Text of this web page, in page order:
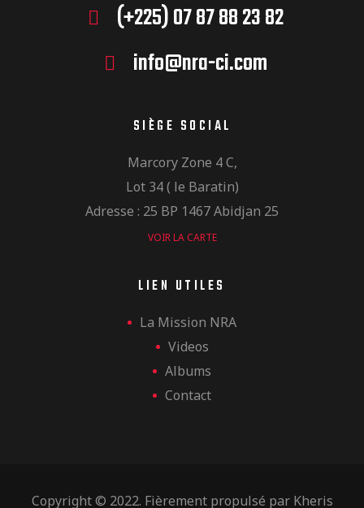
(+225) 07 87 88 23 82
info@nra-ci.com
SIÈGE SOCIAL
Marcory Zone 4 C,
Lot 34 ( le Baratin)
Adresse : 25 BP 1467 Abidjan 25
VOIR LA CARTE
LIEN UTILES
La Mission NRA
Videos
Albums
Contact
Copyright © 2022. Fièrement propulsé par Kheris